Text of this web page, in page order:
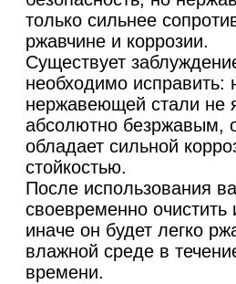
только сильнее
ржавчине и коррозии.
Существует
необходимо исправить:
нержавеющей стали не
абсолютно безржавым,
обладает сильной
стойкостью.
После использования
своевременно очистить
иначе он будет легко
влажной среде в
времени.